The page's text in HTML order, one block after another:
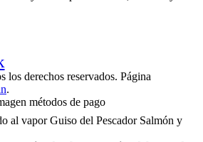
derechos reservados. Página
.